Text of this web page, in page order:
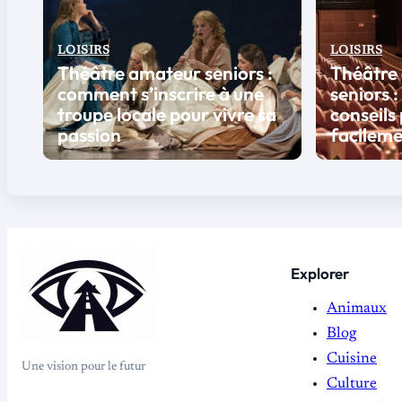
LOISIRS
Théâtre amateur seniors :
comment s’inscrire à une
troupe locale pour vivre sa
passion
LOISIRS
seniors
conseils
Une vision pour le futur
Explorer
Animaux
Blog
Cuisine
Culture